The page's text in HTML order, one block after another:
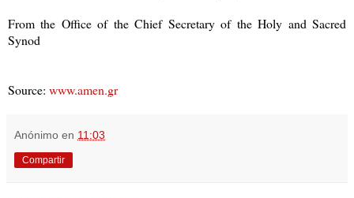
From the Office of the Chief Secretary of the Holy and Sacred
Synod
Source: www.amen.gr
Anónimo en 11:03
Compartir